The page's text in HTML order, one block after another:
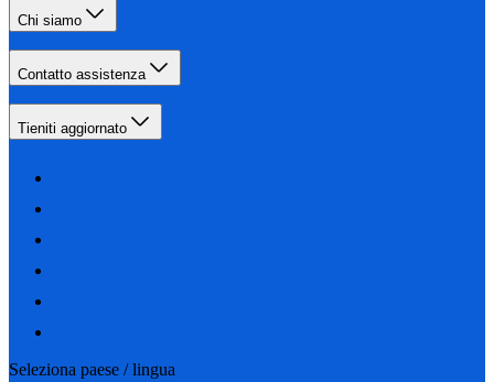
Chi siamo
Contatto assistenza
Tieniti aggiornato
Seleziona paese / lingua